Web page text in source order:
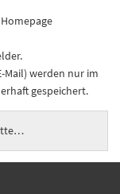
Mail) werden nur im
gespeichert.